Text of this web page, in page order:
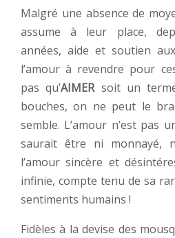
Malgré une absence de
assume à leur place,
années, aide et soutien
l’amour à revendre pour
pas qu’AIMERsoit un
bouches, on ne peut le
semble. L’amour n’est pas
saurait être ni monnayé,
l’amour sincère et
infinie, compte tenu de sa
sentiments humains !
Fidèles à la devise des